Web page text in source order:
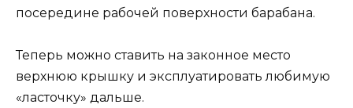
посередине рабочей поверхности барабана.
Теперь можно ставить на законное место
верхнюю крышку и эксплуатировать любимую
«ласточку» дальше.